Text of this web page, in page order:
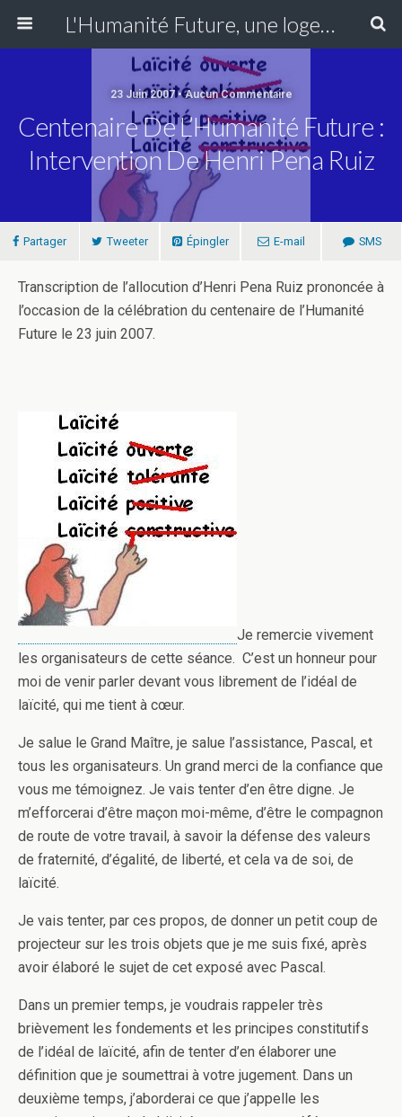
L'Humanité Future, une loge du Grand Orient de France fondée en Essonne en 1907 se réunissant à Paris XIII
23 Juin 2007 • Aucun Commentaire
Centenaire De L’Humanité Future :
Intervention De Henri Pena Ruiz
Partager Tweeter Épingler E-mail SMS
Transcription de l’allocution d’Henri Pena Ruiz prononcée à
l’occasion de la célébration du centenaire de l’Humanité
Future le 23 juin 2007.
Je remercie vivement
les organisateurs de cette séance. C’est un honneur pour
moi de venir parler devant vous librement de l’idéal de
laïcité, qui me tient à cœur.
Je salue le Grand Maître, je salue l’assistance, Pascal, et
tous les organisateurs. Un grand merci de la confiance que
vous me témoignez. Je vais tenter d’en être digne. Je
m’efforcerai d’être maçon moi-même, d’être le compagnon
de route de votre travail, à savoir la défense des valeurs
de fraternité, d’égalité, de liberté, et cela va de soi, de
laïcité.
Je vais tenter, par ces propos, de donner un petit coup de
projecteur sur les trois objets que je me suis fixé, après
avoir élaboré le sujet de cet exposé avec Pascal.
Dans un premier temps, je voudrais rappeler très
brièvement les fondements et les principes constitutifs
de l’idéal de laïcité, afin de tenter d’en élaborer une
définition que je soumettrai à votre jugement. Dans un
deuxième temps, j’aborderai ce que j’appelle les